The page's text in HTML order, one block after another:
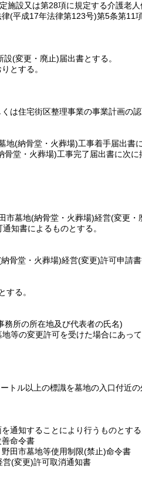
施設又は第28項に規定する介護老人
律(平成17年法律第123号)第5条第11
設(変更・廃止)届出書とする。
とする。
は住宅街区整理事業の事業計画の
地(納骨堂・火葬場)工事着手届出書
骨堂・火葬場)工事完了届出書に次に
市墓地(納骨堂・火葬場)経営(変更・
通知書によるものとする。
骨堂・火葬場)経営(変更)許可申請
する。
務所の所在地及び代表者の氏名)
等の変更許可を受けた場合にあっ
トル以上の標識を墓地の入口付近
通知することにより行うものとする
命令書
田市墓地等使用制限(禁止)命令書
営(変更)許可取消通知書